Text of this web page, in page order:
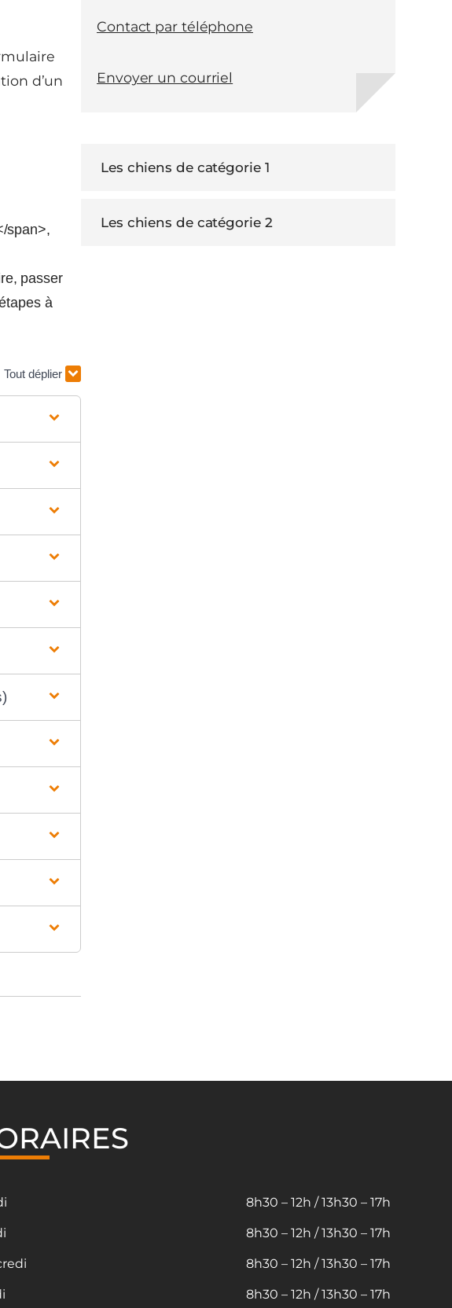
d’un
span>,
passer
à
Tout déplier
Contact par téléphone
Envoyer un courriel
Les chiens de catégorie 1
Les chiens de catégorie 2
8h30 – 12h / 13h30 – 17h
8h30 – 12h / 13h30 – 17h
8h30 – 12h / 13h30 – 17h
8h30 – 12h / 13h30 – 17h